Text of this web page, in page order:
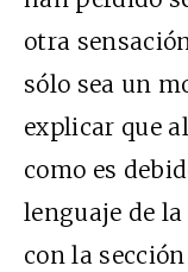
otra
sólo sea un
explicar que
como es
lenguaje de
con la